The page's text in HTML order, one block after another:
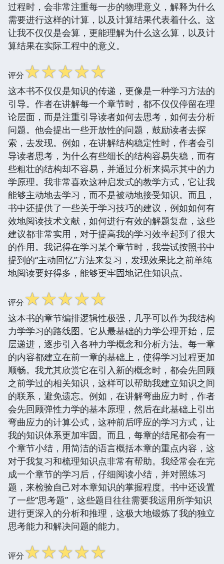
过程时，会非常注重每一步的物理意义，解释为什么
需要进行这样的计算，以及计算结果代表着什么。这
让我不仅仅是会算，更能理解为什么这么算，以及计
算结果在实际工程中的意义。
评分☆☆☆☆☆
这本书不仅仅是知识的传递，更像是一种学习方法的
引导。作者在讲解每一个章节时，都不仅仅停留在理
论层面，而是注重引导读者如何去思考，如何去分析
问题。他会提出一些开放性的问题，鼓励读者去探
索，去发现。例如，在讲解结构稳定性时，作者会引
导读者思考，为什么有些细长的结构容易失稳，而有
些粗壮的结构却不容易，并通过分析来揭示其中的力
学原理。我非常喜欢这种启发式的教学方式，它让我
能够主动地去学习，而不是被动地接受知识。而且，
书中还提供了一些关于学习技巧的建议，例如如何有
效地阅读技术文献，如何进行有效的解题复盘，这些
建议都非常实用，对于提高我的学习效率起到了很大
的作用。我记得在学习某个章节时，我尝试按照书中
提到的“主动回忆”方法来复习，发现效果比之前单纯
地阅读要好得多，能够更牢固地记住知识点。
评分☆☆☆☆☆
这本书的章节编排逻辑性极强，几乎可以作为我结构
力学学习的路线图。它从最基础的力学公理开始，层
层递进，逐步引入各种力学概念和分析方法。每一章
的内容都建立在前一章的基础上，使得学习过程更加
顺畅。我尤其欣赏它在引入新的概念时，都会先回顾
之前学过的相关知识，这样可以帮助我建立知识之间
的联系，避免遗忘。例如，在讲解弯曲应力时，作者
会先回顾弹性力学的基本原理，然后在此基础上引出
弯曲应力的计算公式，这种前后呼应的学习方式，让
我的知识体系更加牢固。而且，每章的结尾都会有一
个章节小结，用简洁的语言概括本章的重点内容，这
对于我复习和梳理知识点非常有帮助。我经常会在完
成一个章节的学习后，仔细阅读小结，并对照练习
题，来检验自己对本章知识的掌握程度。书中还设置
了一些“思考题”，这些题目往往需要我运用所学知识
进行更深入的分析和推理，这极大地锻炼了我的独立
思考能力和解决问题的能力。
评分☆☆☆☆☆